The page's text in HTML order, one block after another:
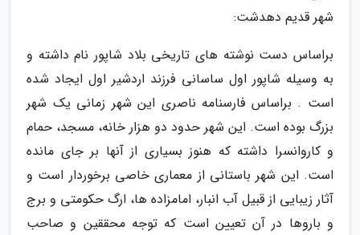
شهر قدیم دهدشت:
براساس دست نوشته های تاریخی بلاد شاپور نام داشته و
به وسیله شاپور اول ساسانی فرزند اردشیر اول ایجاد شده
است . براساس فارسنامه ناصری این شهر زمانی یک شهر
بزرگ بوده است. این شهر حدود دو هزار خانه، مسجد، حمام
و کاروانسرا داشته که هنوز بسیاری از آنها بر جای مانده
است. این شهر باستانی از معماری خاصی برخوردار است و
آثار زیبایی از قبیل آب انبار، امامزاده ها، ارگ حکومتی و برج
و باروها در آن تعیین است که توجه محققین و صاحب